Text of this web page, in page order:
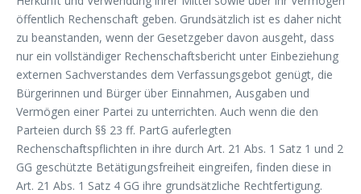
öffentlich Rechenschaft geben. Grundsätzlich ist es daher nicht
zu beanstanden, wenn der Gesetzgeber davon ausgeht, dass
nur ein vollständiger Rechenschaftsbericht unter Einbeziehung
externen Sachverstandes dem Verfassungsgebot genügt, die
Bürgerinnen und Bürger über Einnahmen, Ausgaben und
Vermögen einer Partei zu unterrichten. Auch wenn die den
Parteien durch §§ 23 ff. PartG auferlegten
Rechenschaftspflichten in ihre durch Art. 21 Abs. 1 Satz 1 und 2
GG geschützte Betätigungsfreiheit eingreifen, finden diese in
Art. 21 Abs. 1 Satz 4 GG ihre grundsätzliche Rechtfertigung.